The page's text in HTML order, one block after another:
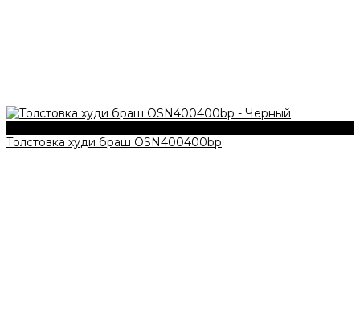
Толстовка худи браш OSN400400bp